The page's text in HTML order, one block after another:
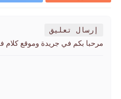
إرسال تعليق
مرحبا بكم في جريدة وموقع كلام